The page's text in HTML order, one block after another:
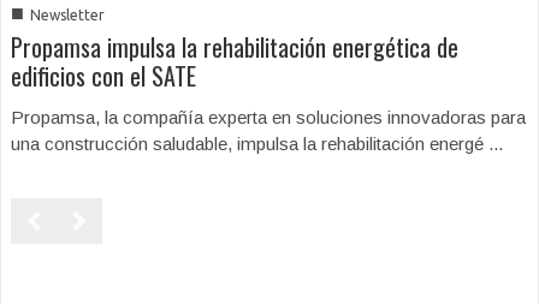
■ Newsletter
Propamsa impulsa la rehabilitación energética de
edificios con el SATE
Propamsa, la compañía experta en soluciones innovadoras para
una construcción saludable, impulsa la rehabilitación energé ...